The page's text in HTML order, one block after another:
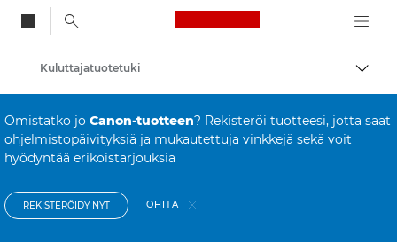
Canon Logo, back
Kuluttajatuotetuki
Omistatko jo Canon-tuotteen? Rekisteröi tuotteesi, jotta saat
ohjelmistopäivityksiä ja mukautettuja vinkkejä sekä voit
hyödyntää erikoistarjouksia
REKISTERÖIDY NYT OHITA